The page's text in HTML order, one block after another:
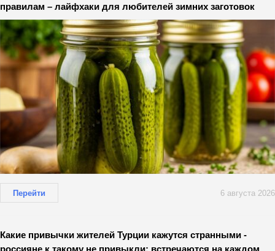
правилам – лайфхаки для любителей зимних заготовок
Перейти 6 августа 2026
Какие привычки жителей Турции кажутся странными -
россияне к такому не привыкли: встречаются на каждом